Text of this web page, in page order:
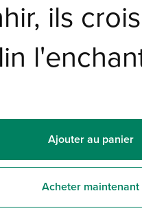
ils
Ajouter au panier
Acheter maintenant